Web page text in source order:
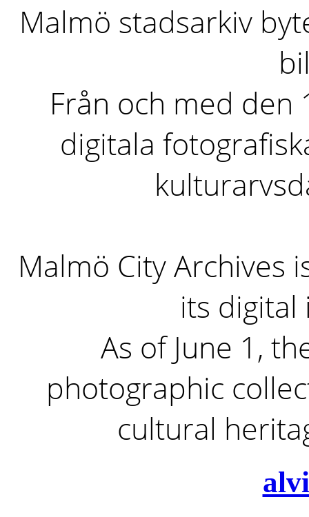
Malmö stadsarkiv
Från och med den
digitala
Malmö City Archives
its digital
As of June 1,
photographic
cultural